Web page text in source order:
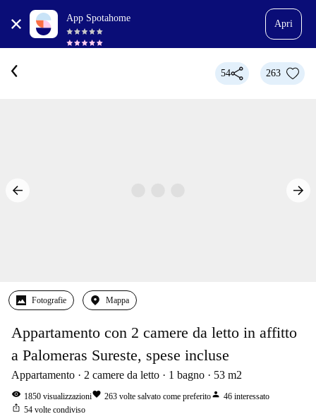
App Spotahome
Apri
54 263
Fotografie Mappa
Appartamento con 2 camere da letto in affitto
a Palomeras Sureste, spese incluse
Appartamento 2 camere da letto 1 bagno 53 m2
visibility 1850 visualizzazionifavorite 263 volte salvato come preferitoperson 46 interessato
ios_share 54 volte condiviso